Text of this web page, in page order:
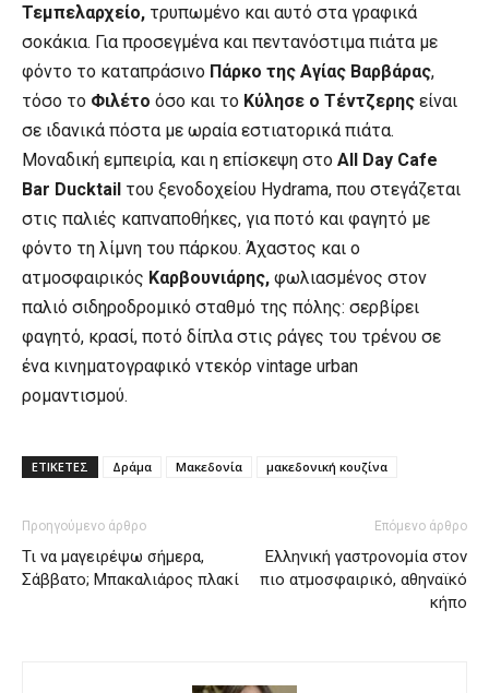
Τεμπελαρχείο, τρυπωμένο και αυτό στα γραφικά
σοκάκια. Για προσεγμένα και πεντανόστιμα πιάτα με
φόντο το καταπράσινο Πάρκο της Αγίας Βαρβάρας,
τόσο το Φιλέτο όσο και το Κύλησε ο Τέντζερης είναι
σε ιδανικά πόστα με ωραία εστιατορικά πιάτα.
Μοναδική εμπειρία, και η επίσκεψη στο All Day Cafe
Bar Ducktail του ξενοδοχείου Hydrama, που στεγάζεται
στις παλιές καπναποθήκες, για ποτό και φαγητό με
φόντο τη λίμνη του πάρκου. Άχαστος και ο
ατμοσφαιρικός Καρβουνιάρης, φωλιασμένος στον
παλιό σιδηροδρομικό σταθμό της πόλης: σερβίρει
φαγητό, κρασί, ποτό δίπλα στις ράγες του τρένου σε
ένα κινηματογραφικό ντεκόρ vintage urban
ρομαντισμού.
ΕΤΙΚΕΤΕΣ Δράμα Μακεδονία μακεδονική κουζίνα
Προηγούμενο άρθρο
Τι να μαγειρέψω σήμερα,
Σάββατο; Μπακαλιάρος πλακί
Επόμενο άρθρο
Eλληνική γαστρονομία στον
πιο ατμοσφαιρικό, αθηναϊκό
κήπο